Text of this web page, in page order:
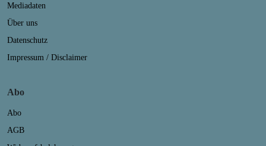
Mediadaten
Über uns
Datenschutz
Impressum / Disclaimer
Abo
Abo
AGB